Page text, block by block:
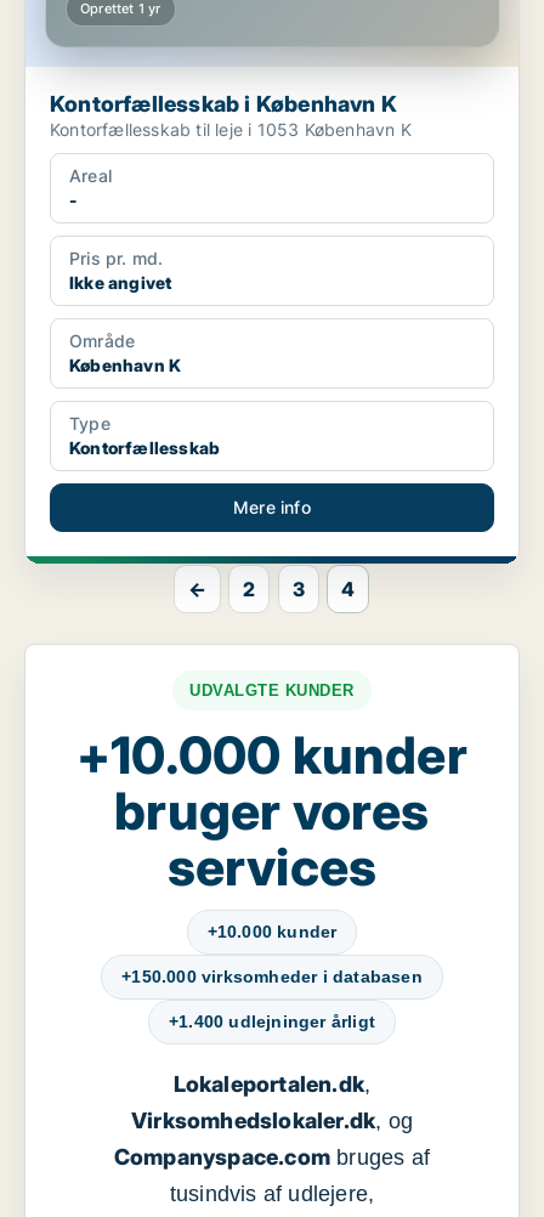
Oprettet 1 yr
Kontorfællesskab i København K
Kontorfællesskab til leje i 1053 København K
Areal
-
Pris pr. md.
Ikke angivet
Område
København K
Type
Kontorfællesskab
Mere info
← 2 3 4
UDVALGTE KUNDER
+10.000 kunder
bruger vores
services
+10.000 kunder
+150.000 virksomheder i databasen
+1.400 udlejninger årligt
Lokaleportalen.dk,
Virksomhedslokaler.dk, og
Companyspace.com bruges af
tusindvis af udlejere,